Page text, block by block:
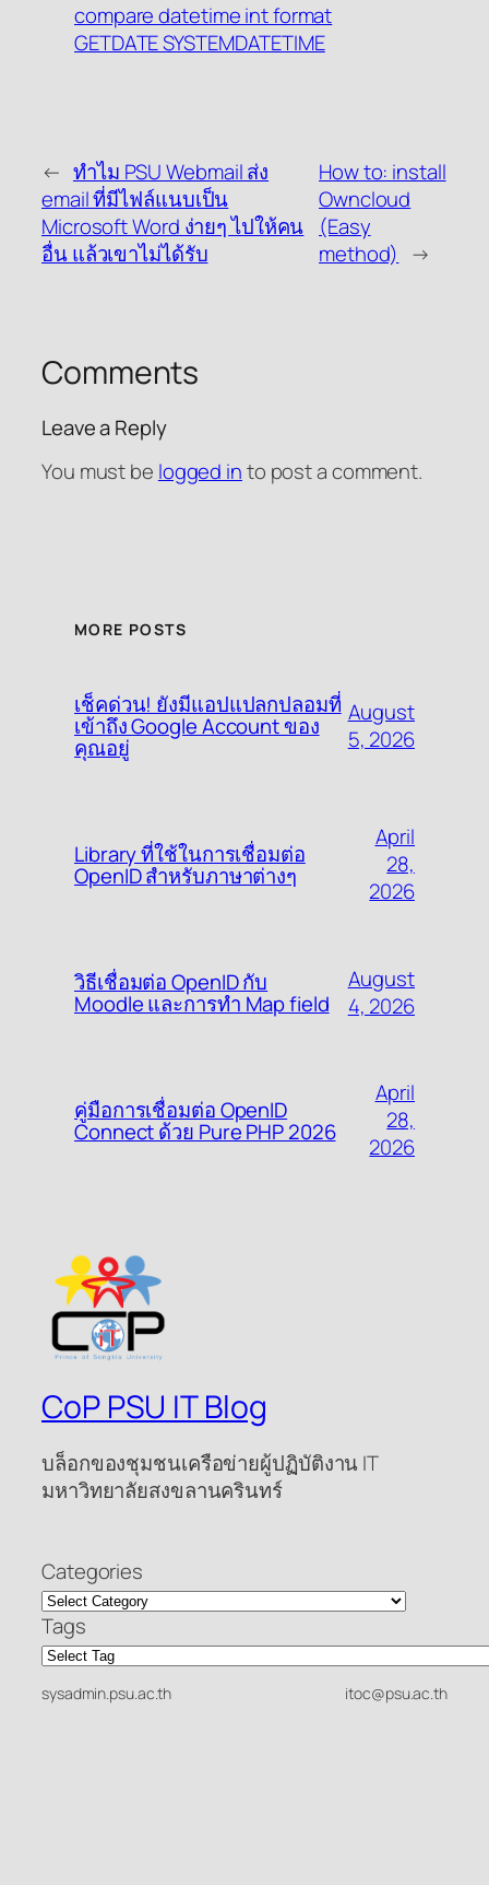
compare datetime int format
GETDATE SYSTEMDATETIME
← ทำไม PSU Webmail ส่ง
email ที่มีไฟล์แนบเป็น
Microsoft Word ง่ายๆ ไปให้คน
อื่น แล้วเขาไม่ได้รับ
How to: install
Owncloud
(Easy
method)
→
Comments
Leave a Reply
You must be logged into post a comment.
MORE POSTS
เช็คด่วน! ยังมีแอปแปลกปลอมที่
เข้าถึง Google Account ของ
คุณอยู่
August
5, 2026
Library ที่ใช้ในการเชื่อมต่อ
OpenID สำหรับภาษาต่างๆ
April
28,
2026
วิธีเชื่อมต่อ OpenID กับ
Moodle และการทำ Map field
August
4, 2026
คู่มือการเชื่อมต่อ OpenID
Connect ด้วย Pure PHP 2026
April
28,
2026
CoP PSU IT Blog
บล็อกของชุมชนเครือข่ายผู้ปฏิบัติงาน IT
มหาวิทยาลัยสงขลานครินทร์
Categories
Tags
sysadmin.psu.ac.th itoc@psu.ac.th